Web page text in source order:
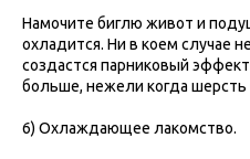
Намочите биглю живот и
охладится. Ни в коем случае
создастся парниковый
больше, нежели когда шерсть
6) Охлаждающее лакомство.